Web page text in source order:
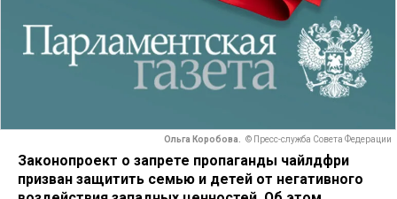
Ольга Коробова. © Пресс-служба Совета Федерации
Законопроект о запрете пропаганды чайлдфри
призван защитить семью и детей от негативного